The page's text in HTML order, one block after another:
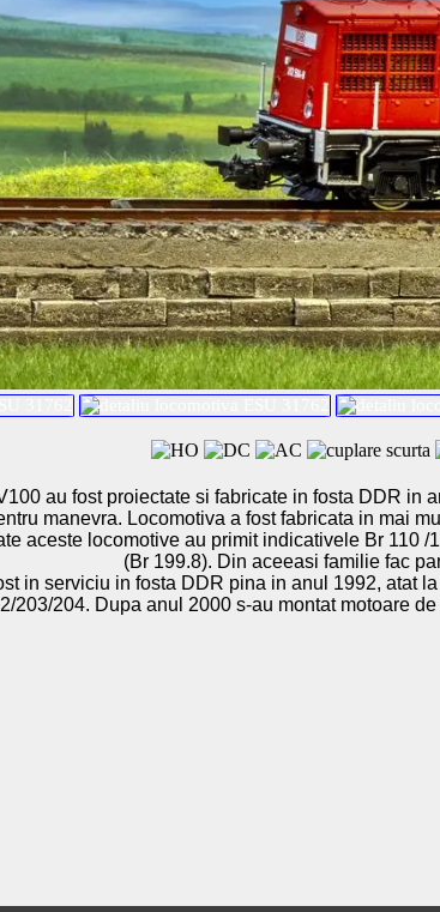
au fost proiectate si fabricate in fosta DDR
manevra. Locomotiva a fost fabricata in mai
aceste locomotive au primit indicativele Br 110
(Br 199.8). Din aceeasi familie fac
in serviciu in fosta DDR pina in anul 1992, atat
203/204. Dupa anul 2000 s-au montat motoare